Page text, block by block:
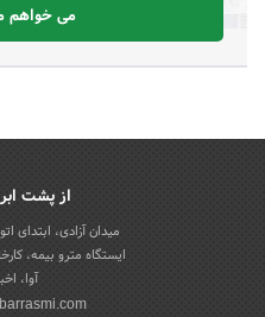
می خواهم
از پشت
میدان آزادی، ابتدای
ایستگاه مترو بیمه،
آوا،